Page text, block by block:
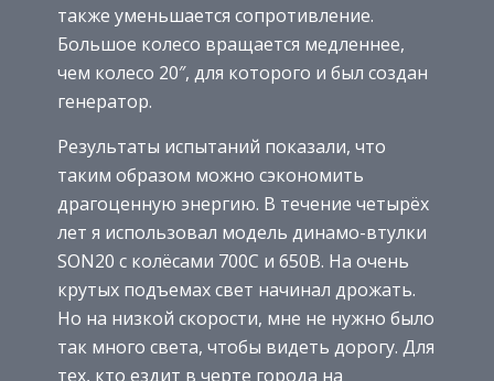
также уменьшается сопротивление.
Большое колесо вращается медленнее,
чем колесо 20″, для которого и был создан
генератор.
Результаты испытаний показали, что
таким образом можно сэкономить
драгоценную энергию. В течение четырёх
лет я использовал модель динамо-втулки
SON20 с колёсами 700C и 650B. На очень
крутых подъемах свет начинал дрожать.
Но на низкой скорости, мне не нужно было
так много света, чтобы видеть дорогу. Для
тех, кто ездит в черте города на